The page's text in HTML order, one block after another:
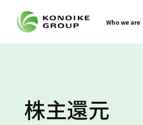
Who we are
株主還元